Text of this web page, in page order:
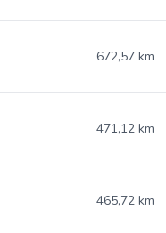
672,57 km
471,12 km
465,72 km